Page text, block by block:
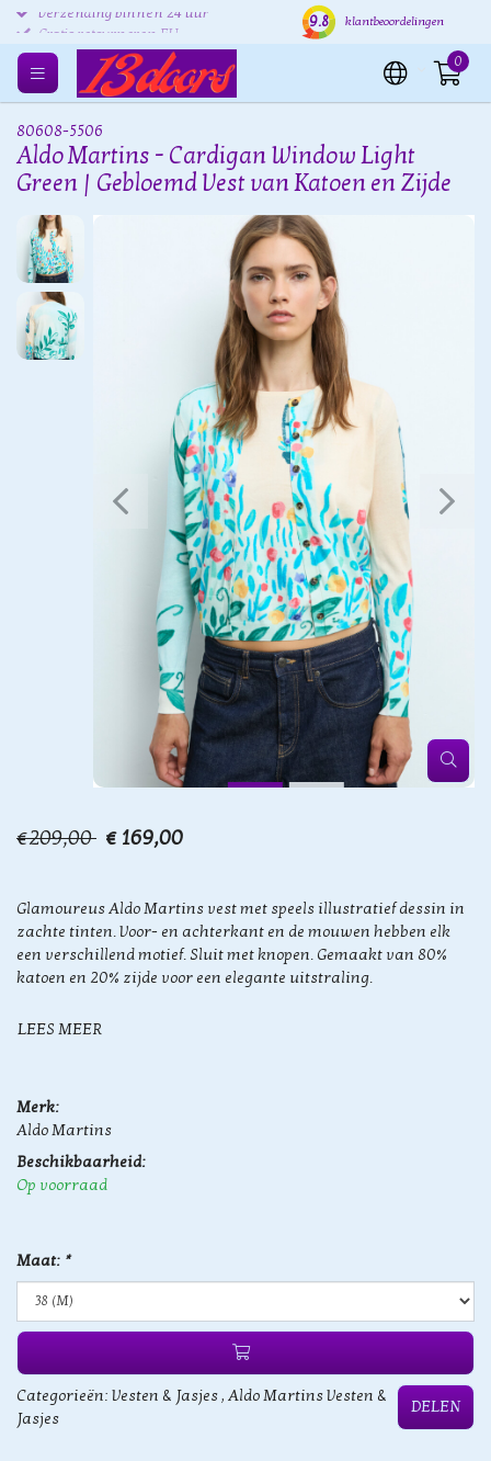
Verzending binnen 24 uur Gratis verzenden EU
9.8 klantbeoordelingen
0
80608-5506
Aldo Martins - Cardigan Window Light
Green | Gebloemd Vest van Katoen en Zijde
€209,00 € 169,00
Glamoureus Aldo Martins vest met speels illustratief dessin in
zachte tinten. Voor- en achterkant en de mouwen hebben elk
een verschillend motief. Sluit met knopen. Gemaakt van 80%
katoen en 20% zijde voor een elegante uitstraling.
LEES MEER
Merk:
Aldo Martins
Beschikbaarheid:
Op voorraad
Maat: *
Categorieën: Vesten & Jasjes, Aldo Martins Vesten &
Jasjes
DELEN